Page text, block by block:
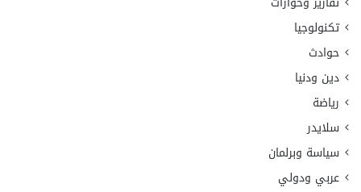
تكنولوجيا
حوادث
دين ودنيا
رياضة
سلايدر
سياسة وبرلمان
عربي ودولي